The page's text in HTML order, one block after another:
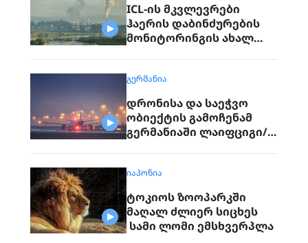
ICL-ის მკვლევრები
ჰაერის დაბინძურების
მონიტორინგის ახალ
ᲒᲔᲠᲛᲐᲜᲘᲐ
დრონისა და საეჭვო
ობიექტის გამოჩენამ
გერმანიაში ლაიფციგი/
ᲘᲐᲞᲝᲜᲘᲐ
ტოკიოს ზოოპარკში
მაღალ ძლიერ სიცხეს
სამი ლომი ემსხვერპლა